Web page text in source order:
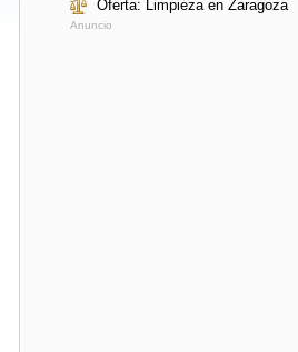
Oferta: Limpieza en Zaragoza
Anuncio